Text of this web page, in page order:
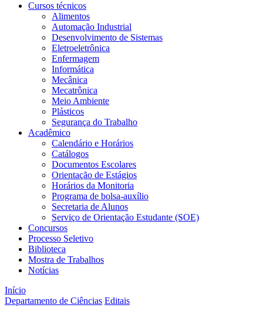
Cursos técnicos
Alimentos
Automação Industrial
Desenvolvimento de Sistemas
Eletroeletrônica
Enfermagem
Informática
Mecânica
Mecatrônica
Meio Ambiente
Plásticos
Segurança do Trabalho
Acadêmico
Calendário e Horários
Catálogos
Documentos Escolares
Orientação de Estágios
Horários da Monitoria
Programa de bolsa-auxílio
Secretaria de Alunos
Serviço de Orientação Estudante (SOE)
Concursos
Processo Seletivo
Biblioteca
Mostra de Trabalhos
Notícias
Início
Departamento de Ciências Editais